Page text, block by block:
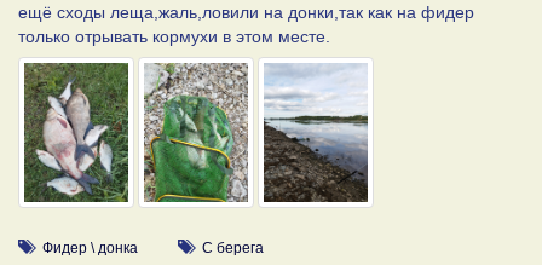
ещё сходы леща,жаль,ловили на донки,так как на фидер
только отрывать кормухи в этом месте.
Фидер \ донка С берега